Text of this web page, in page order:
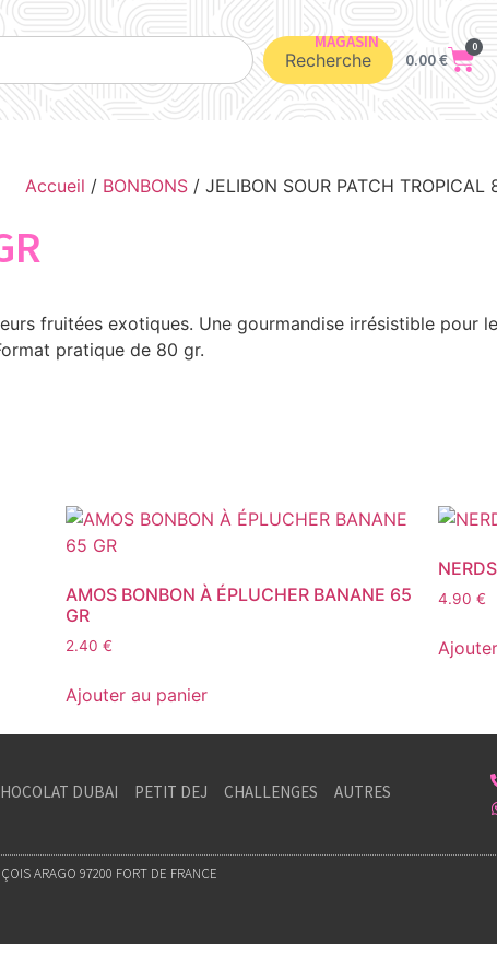
Recherche
MAGASIN
0.00€
0
Accueil / BONBONS / JELIBON SOUR PATCH TROPICAL
fruitées exotiques. Une gourmandise irrésistible pour
pratique de 80 gr.
AMOS BONBON À ÉPLUCHER BANANE 65
GR
2.40 €
Ajouter au panier
4.90 €
DUBAI PETIT DEJ CHALLENGES AUTRES
ARAGO 97200 FORT DE FRANCE